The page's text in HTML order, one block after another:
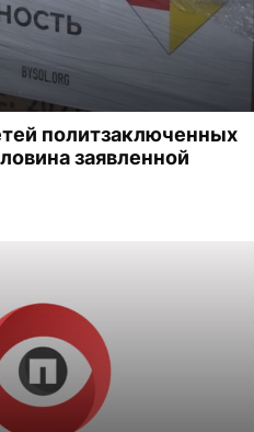
политзаключенных
заявленной